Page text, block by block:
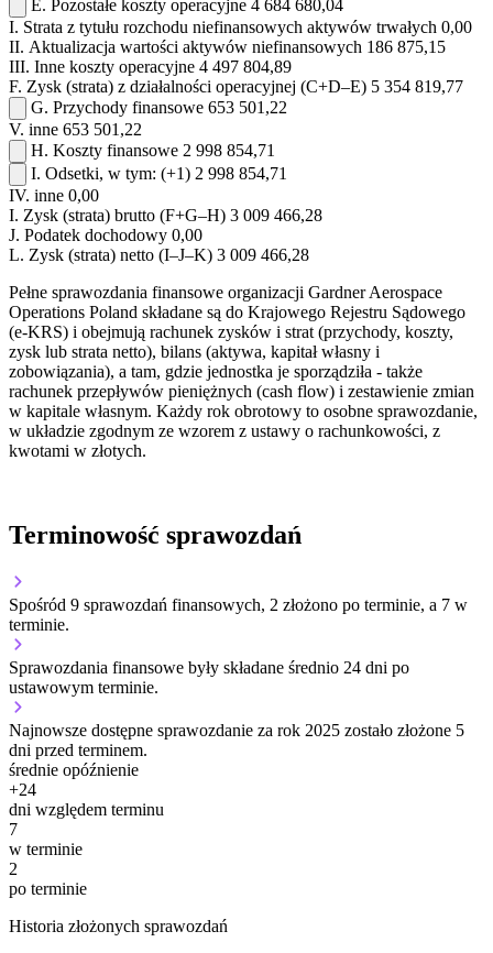
E. Pozostałe koszty operacyjne 4 684 680,04
I. Strata z tytułu rozchodu niefinansowych aktywów trwałych 0,00
II. Aktualizacja wartości aktywów niefinansowych 186 875,15
III. Inne koszty operacyjne 4 497 804,89
F. Zysk (strata) z działalności operacyjnej (C+D–E) 5 354 819,77
G. Przychody finansowe 653 501,22
V. inne 653 501,22
H. Koszty finansowe 2 998 854,71
I. Odsetki, w tym: (+1) 2 998 854,71
IV. inne 0,00
I. Zysk (strata) brutto (F+G–H) 3 009 466,28
J. Podatek dochodowy 0,00
L. Zysk (strata) netto (I–J–K) 3 009 466,28
Pełne sprawozdania finansowe organizacji Gardner Aerospace
Operations Poland składane są do Krajowego Rejestru Sądowego
(e-KRS) i obejmują rachunek zysków i strat (przychody, koszty,
zysk lub strata netto), bilans (aktywa, kapitał własny i
zobowiązania), a tam, gdzie jednostka je sporządziła - także
rachunek przepływów pieniężnych (cash flow) i zestawienie zmian
w kapitale własnym. Każdy rok obrotowy to osobne sprawozdanie,
w układzie zgodnym ze wzorem z ustawy o rachunkowości, z
kwotami w złotych.
Terminowość sprawozdań
Spośród 9 sprawozdań finansowych, 2 złożono po terminie, a 7 w
terminie.
Sprawozdania finansowe były składane średnio 24 dni po
ustawowym terminie.
Najnowsze dostępne sprawozdanie za rok 2025 zostało złożone 5
dni przed terminem.
średnie opóźnienie
+24
dni względem terminu
7
w terminie
2
po terminie
Historia złożonych sprawozdań